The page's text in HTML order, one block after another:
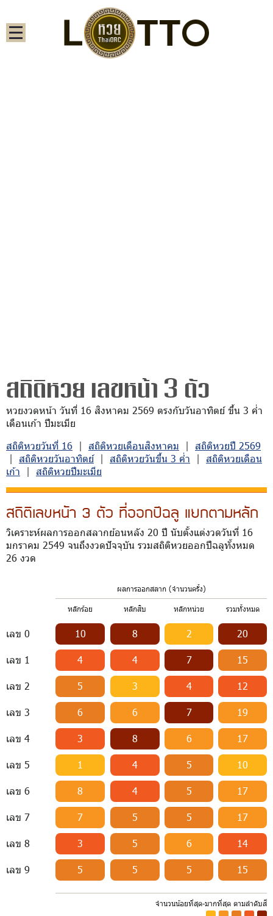
สถิติหวย เลขหน้า 3 ตัว
หวยงวดหน้า วันที่ 16 สิงหาคม 2569 ตรงกับวันอาทิตย์ ขึ้น 3 ค่ำ
เดือนเก้า ปีมะเมีย
สถิติหวยวันที่ 16 | สถิติหวยเดือนสิงหาคม | สถิติหวยปี 2569
| สถิติหวยวันอาทิตย์| สถิติหวยวันขึ้น 3 ค่ำ | สถิติหวยเดือน
เก้า | สถิติหวยปีมะเมีย
สถิติเลขหน้า 3 ตัว ที่ออกปีฉลู แยกตามหลัก
วิเคราะห์ผลการออกสลากย้อนหลัง 20 ปี นับตั้งแต่งวดวันที่ 16
มกราคม 2549 จนถึงงวดปัจจุบัน รวมสถิติหวยออกปีฉลูทั้งหมด
26 งวด
ผลการออกสลาก (จำนวนครั้ง)
หลักร้อย หลักสิบ หลักหน่วย รวมทั้งหมด
เลข 0 10 8 2 20
เลข 1 4 4 7 15
เลข 2 5 3 4 12
เลข 3 6 6 7 19
เลข 4 3 8 6 17
เลข 5 1 4 5 10
เลข 6 8 4 5 17
เลข 7 7 5 5 17
เลข 8 3 5 6 14
เลข 9 5 5 5 15
จำนวนน้อยที่สุด-มากที่สุด ตามลำดับสี